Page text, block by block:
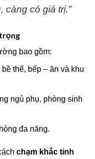
càng có giá trị.”
bao gồm:
thế, bếp – ăn và khu
ngủ phụ, phòng sinh
đa năng.
chạm khắc tinh